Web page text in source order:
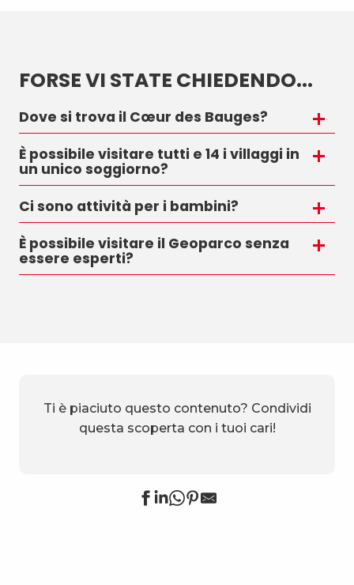
FORSE VI STATE CHIEDENDO...
Dove si trova il Cœur des Bauges?
È possibile visitare tutti e 14 i villaggi in
un unico soggiorno?
Ci sono attività per i bambini?
È possibile visitare il Geoparco senza
essere esperti?
Ti è piaciuto questo contenuto? Condividi
questa scoperta con i tuoi cari!